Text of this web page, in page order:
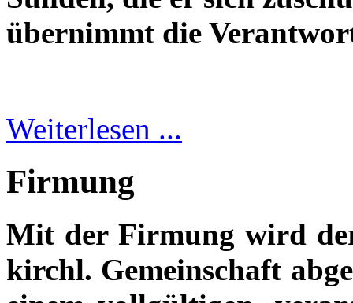
übernimmt die
Weiterlesen ...
Firmung
Mit der Firmung wird
kirchl. Gemeinschaft